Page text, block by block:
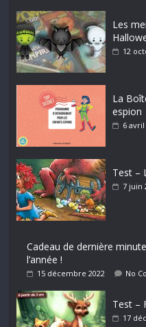
Les
12
La
espion
6 avril
Test –
7 juin
Cadeau de dernière
l’année !
15 décembre 2022 No
Test –
17